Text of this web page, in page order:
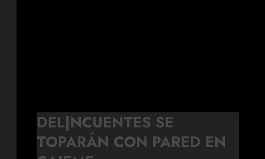
DEL|NCUENTES SE
TOPARÁN CON PARED EN